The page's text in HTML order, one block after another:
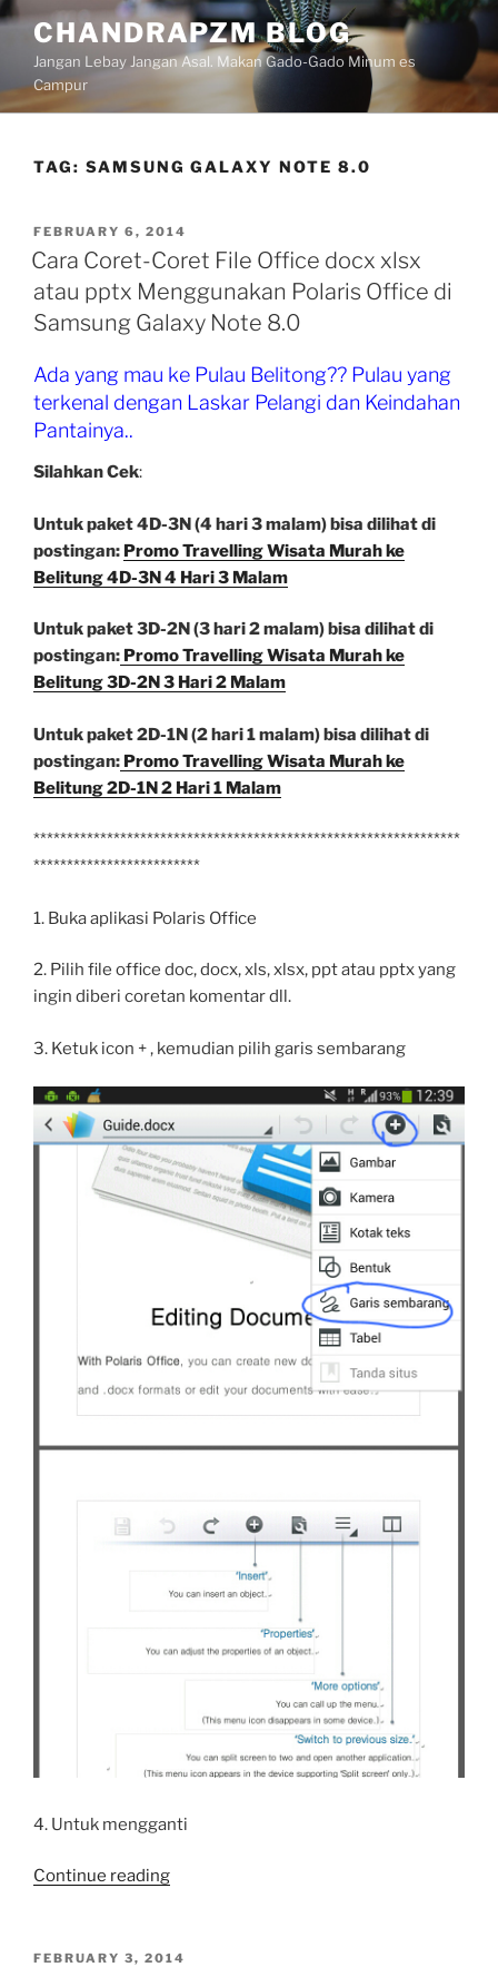
Skip
content
CHANDRAPZM BLOG
Jangan Lebay Jangan Asal. Makan Gado-Gado Minum es
Campur
TAG: SAMSUNG GALAXY NOTE 8.0
POSTED
ON
FEBRUARY 6, 2014
Cara Coret-Coret File Office docx xlsx
atau pptx Menggunakan Polaris Office di
Samsung Galaxy Note 8.0
Ada yang mau ke Pulau Belitong?? Pulau yang
terkenal dengan Laskar Pelangi dan Keindahan
Pantainya..
Silahkan Cek:
Untuk paket 4D-3N (4 hari 3 malam) bisa dilihat di
postingan: Promo Travelling Wisata Murah ke
Belitung 4D-3N 4 Hari 3 Malam
Untuk paket 3D-2N (3 hari 2 malam) bisa dilihat di
postingan: Promo Travelling Wisata Murah ke
Belitung 3D-2N 3 Hari 2 Malam
Untuk paket 2D-1N (2 hari 1 malam) bisa dilihat di
postingan: Promo Travelling Wisata Murah ke
Belitung 2D-1N 2 Hari 1 Malam
****************************************************************
*************************
1. Buka aplikasi Polaris Office
2. Pilih file office doc, docx, xls, xlsx, ppt atau pptx yang
ingin diberi coretan komentar dll.
3. Ketuk icon + , kemudian pilih garis sembarang
4. Untuk mengganti
Continue reading“Cara
File
POSTED
FEBRUARY 3, 2014